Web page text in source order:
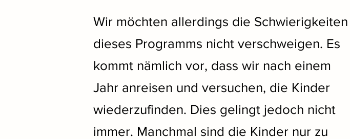
Wir möchten allerdings die Schwierigkeiten
dieses Programms nicht verschweigen. Es
kommt nämlich vor, dass wir nach einem
Jahr anreisen und versuchen, die Kinder
wiederzufinden. Dies gelingt jedoch nicht
immer. Manchmal sind die Kinder nur zu